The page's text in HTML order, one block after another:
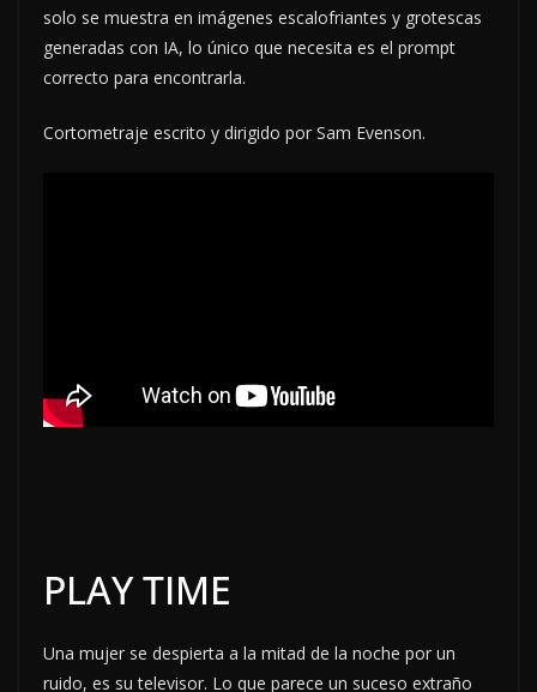
solo se muestra en imágenes escalofriantes y grotescas
generadas con IA, lo único que necesita es el prompt
correcto para encontrarla.
Cortometraje escrito y dirigido por Sam Evenson.
PLAY TIME
Una mujer se despierta a la mitad de la noche por un
ruido, es su televisor. Lo que parece un suceso extraño